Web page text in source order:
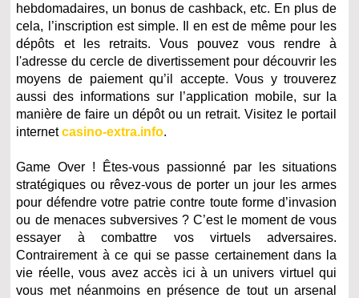
hebdomadaires, un bonus de cashback, etc. En plus de
cela, l’inscription est simple. Il en est de même pour les
dépôts et les retraits. Vous pouvez vous rendre à
l'adresse du cercle de divertissement pour découvrir les
moyens de paiement qu’il accepte. Vous y trouverez
aussi des informations sur l’application mobile, sur la
manière de faire un dépôt ou un retrait. Visitez le portail
internetcasino-extra.info.
Game Over ! Êtes-vous passionné par les situations
stratégiques ou rêvez-vous de porter un jour les armes
pour défendre votre patrie contre toute forme d’invasion
ou de menaces subversives ? C’est le moment de vous
essayer à combattre vos virtuels adversaires.
Contrairement à ce qui se passe certainement dans la
vie réelle, vous avez accès ici à un univers virtuel qui
vous met néanmoins en présence de tout un arsenal